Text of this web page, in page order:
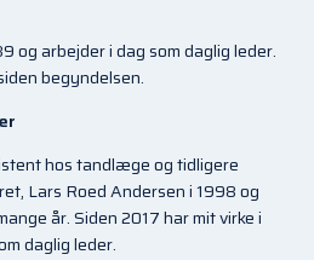
og arbejder i dag som daglig leder.
begyndelsen.
hos tandlæge og tidligere
Lars Roed Andersen i 1998 og
år. Siden 2017 har mit virke i
daglig leder.